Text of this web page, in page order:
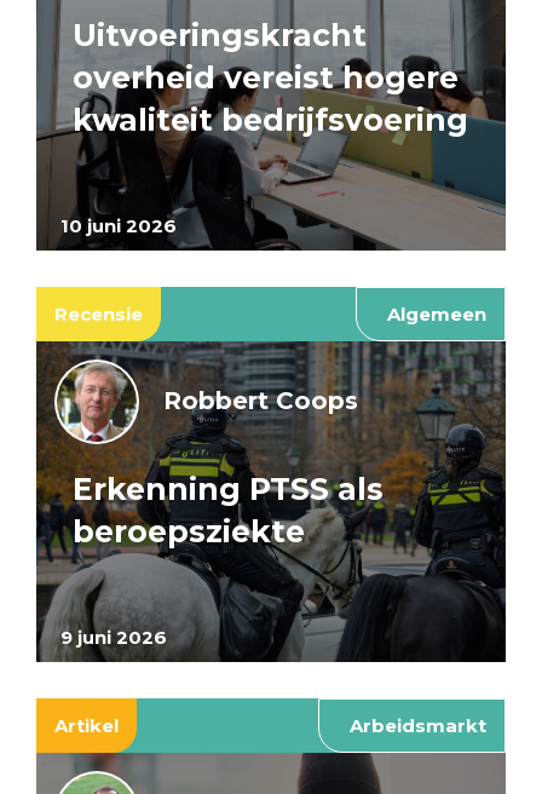
10 juni 2026
Uitvoeringskracht
overheid vereist hogere
kwaliteit bedrijfsvoering
Recensie Algemeen
9 juni 2026
Robbert Coops
Erkenning PTSS als
beroepsziekte
Artikel Arbeidsmarkt